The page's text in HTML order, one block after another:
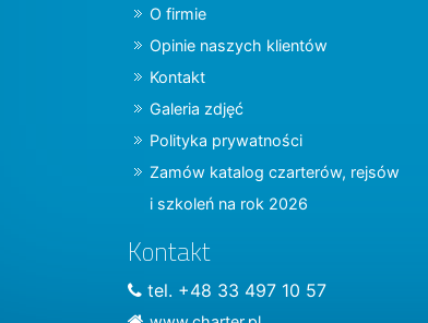
O firmie
Opinie naszych klientów
Kontakt
Galeria zdjęć
Polityka prywatności
Zamów katalog czarterów, rejsów
i szkoleń na rok 2026
Kontakt
tel. +48 33 497 10 57